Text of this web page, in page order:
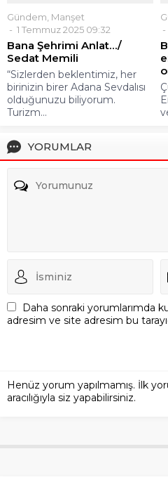
Gündem, Manşet
1 Temmuz 2025 09:32
Bana Şehrimi Anlat…/
Sedat Memili
“Sizlerden beklentimiz, her
birinizin birer Adana Sevdalısı
olduğunuzu biliyorum.
Turizm...
YORUMLAR
Daha sonraki yorumlarımda
adresim ve site adresim bu
Henüz yorum yapılmamış. İlk
aracılığıyla siz yapabilirsiniz.